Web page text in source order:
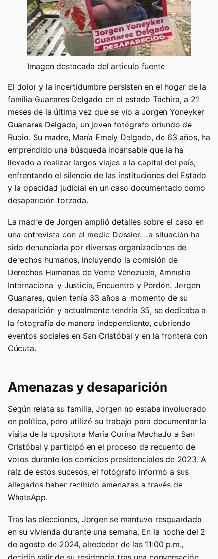
Imagen destacada del articulo fuente
El dolor y la incertidumbre persisten en el hogar de la
familia Guanares Delgado en el estado Táchira, a 21
meses de la última vez que se vio a Jorgen Yoneyker
Guanares Delgado, un joven fotógrafo oriundo de
Rubio. Su madre, María Emely Delgado, de 63 años, ha
emprendido una búsqueda incansable que la ha
llevado a realizar largos viajes a la capital del país,
enfrentando el silencio de las instituciones del Estado
y la opacidad judicial en un caso documentado como
desaparición forzada.
La madre de Jorgen amplió detalles sobre el caso en
una entrevista con el medio Dossier. La situación ha
sido denunciada por diversas organizaciones de
derechos humanos, incluyendo la comisión de
Derechos Humanos de Vente Venezuela, Amnistía
Internacional y Justicia, Encuentro y Perdón. Jorgen
Guanares, quien tenía 33 años al momento de su
desaparición y actualmente tendría 35, se dedicaba a
la fotografía de manera independiente, cubriendo
eventos sociales en San Cristóbal y en la frontera con
Cúcuta.
Amenazas y desaparición
Según relata su familia, Jorgen no estaba involucrado
en política, pero utilizó su trabajo para documentar la
visita de la opositora María Corina Machado a San
Cristóbal y participó en el proceso de recuento de
votos durante los comicios presidenciales de 2023. A
raíz de estos sucesos, el fotógrafo informó a sus
allegados haber recibido amenazas a través de
WhatsApp.
Tras las elecciones, Jorgen se mantuvo resguardado
en su vivienda durante una semana. En la noche del 2
de agosto de 2024, alrededor de las 11:00 p.m.,
decidió salir de su residencia tras una conversación